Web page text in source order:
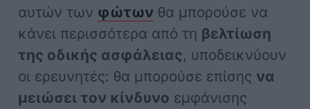
αυτών των φώτων θα μπορούσε να
κάνει περισσότερα από τη βελτίωση
της οδικής ασφάλειας, υποδεικνύουν
οι ερευνητές: θα μπορούσε επίσης να
μειώσει τον κίνδυνο εμφάνισης